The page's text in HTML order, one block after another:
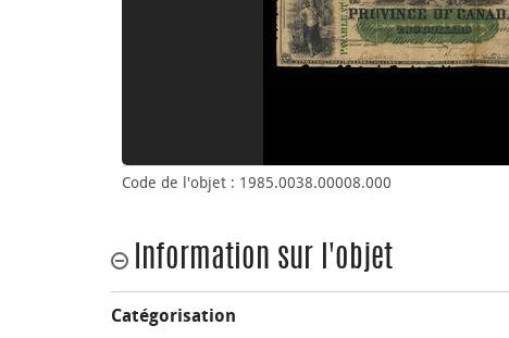
Code de l'objet : 1985.0038.00008.000
Information sur l'objet
Catégorisation